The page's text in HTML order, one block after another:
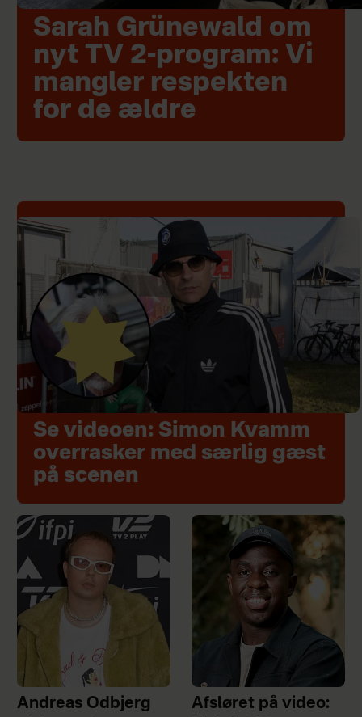
Sarah Grünewald om
nyt TV 2-program: Vi
mangler respekten
for de ældre
Se videoen: Simon Kvamm
overrasker med særlig gæst
på scenen
Andreas Odbjerg
Afsløret på video: